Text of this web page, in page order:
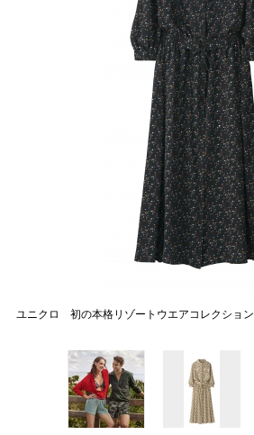
ユニクロ 初の本格リゾートウエアコレクション